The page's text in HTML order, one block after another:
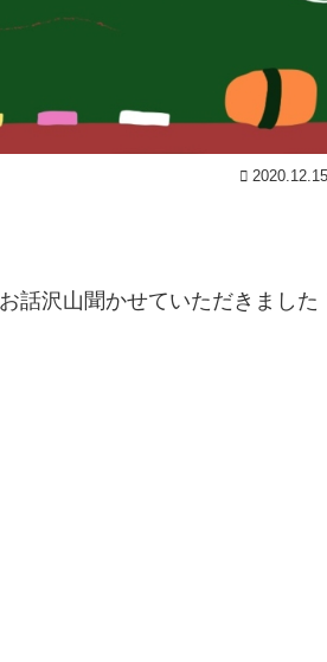
2020.12.15
話沢山聞かせていただきました